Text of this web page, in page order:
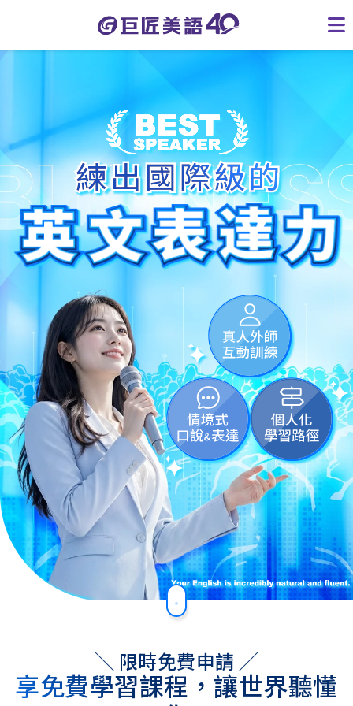
╲ 限時免費申請 ╱
享免費學習課程， 讓世界聽懂